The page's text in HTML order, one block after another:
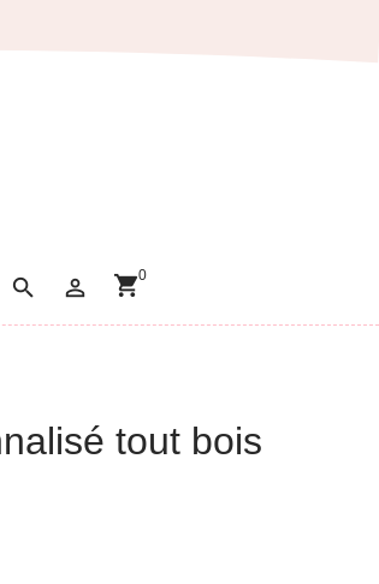
  shopping_cart0
tout bois